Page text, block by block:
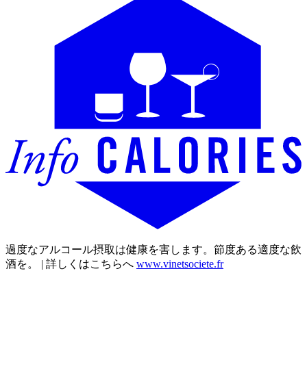
過度なアルコール摂取は健康を害します。節度ある適度な飲
酒を。 | 詳しくはこちらへ www.vinetsociete.fr